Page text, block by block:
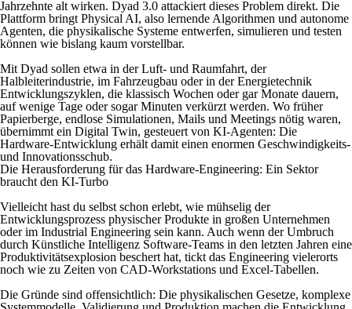
Jahrzehnte alt wirken. Dyad 3.0 attackiert dieses Problem direkt. Die
Plattform bringt Physical AI, also lernende Algorithmen und autonome
Agenten, die physikalische Systeme entwerfen, simulieren und testen
können wie bislang kaum vorstellbar.
Mit Dyad sollen etwa in der Luft- und Raumfahrt, der
Halbleiterindustrie, im Fahrzeugbau oder in der Energietechnik
Entwicklungszyklen, die klassisch Wochen oder gar Monate dauern,
auf wenige Tage oder sogar Minuten verkürzt werden. Wo früher
Papierberge, endlose Simulationen, Mails und Meetings nötig waren,
übernimmt ein Digital Twin, gesteuert von KI-Agenten: Die
Hardware-Entwicklung erhält damit einen enormen Geschwindigkeits-
und Innovationsschub.
Die Herausforderung für das Hardware-Engineering: Ein Sektor
braucht den KI-Turbo
Vielleicht hast du selbst schon erlebt, wie mühselig der
Entwicklungsprozess physischer Produkte in großen Unternehmen
oder im Industrial Engineering sein kann. Auch wenn der Umbruch
durch Künstliche Intelligenz Software-Teams in den letzten Jahren eine
Produktivitätsexplosion beschert hat, tickt das Engineering vielerorts
noch wie zu Zeiten von CAD-Workstations und Excel-Tabellen.
Die Gründe sind offensichtlich: Die physikalischen Gesetze, komplexe